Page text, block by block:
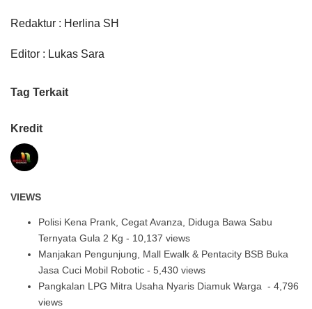
Redaktur : Herlina SH
Editor : Lukas Sara
Tag Terkait
Kredit
VIEWS
Polisi Kena Prank, Cegat Avanza, Diduga Bawa Sabu
Ternyata Gula 2 Kg - 10,137 views
Manjakan Pengunjung, Mall Ewalk & Pentacity BSB Buka
Jasa Cuci Mobil Robotic - 5,430 views
Pangkalan LPG Mitra Usaha Nyaris Diamuk Warga - 4,796
views